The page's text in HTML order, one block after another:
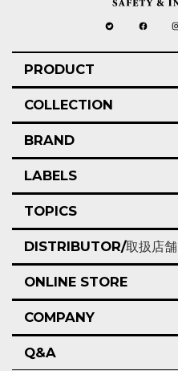
PRODUCT
COLLECTION
BRAND
LABELS
TOPICS
DISTRIBUTOR/取扱店舗
ONLINE STORE
COMPANY
Q&A